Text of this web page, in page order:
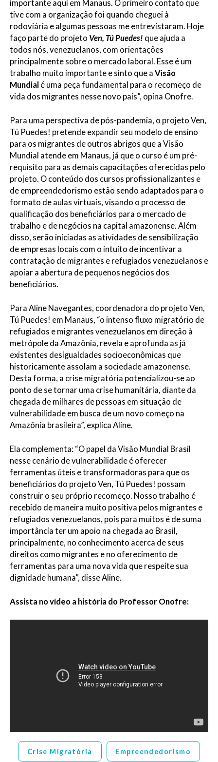
importante aqui em Manaus. O primeiro contato que
tive com a organização foi quando cheguei à
rodoviária e algumas pessoas me entrevistaram. Hoje
faço parte do projeto Ven, Tú Puedes! que ajuda a
todos nós, venezuelanos, com orientações
principalmente sobre o mercado laboral. Esse é um
trabalho muito importante e sinto que a Visão
Mundial é uma peça fundamental para o recomeço de
vida dos migrantes nesse novo país”, opina Onofre.
Para uma perspectiva de pós-pandemia, o projeto Ven,
Tú Puedes! pretende expandir seu modelo de ensino
para os migrantes de outros abrigos que a Visão
Mundial atende em Manaus, já que o curso é um pré-
requisito para as demais capacitações oferecidas pelo
projeto. O conteúdo dos cursos profissionalizantes e
de empreendedorismo estão sendo adaptados para o
formato de aulas virtuais, visando o processo de
qualificação dos beneficiários para o mercado de
trabalho e de negócios na capital amazonense. Além
disso, serão iniciadas as atividades de sensibilização
de empresas locais com o intuito de incentivar a
contratação de migrantes e refugiados venezuelanos e
apoiar a abertura de pequenos negócios dos
beneficiários.
Para Aline Navegantes, coordenadora do projeto Ven,
Tú Puedes! em Manaus, “o intenso fluxo migratório de
refugiados e migrantes venezuelanos em direção à
metrópole da Amazônia, revela e aprofunda as já
existentes desigualdades socioeconômicas que
historicamente assolam a sociedade amazonense.
Desta forma, a crise migratória potencializou-se ao
ponto de se tornar uma crise humanitária, diante da
chegada de milhares de pessoas em situação de
vulnerabilidade em busca de um novo começo na
Amazônia brasileira”, explica Aline.
Ela complementa: “O papel da Visão Mundial Brasil
nesse cenário de vulnerabilidade é oferecer
ferramentas úteis e transformadoras para que os
beneficiários do projeto Ven, Tú Puedes! possam
construir o seu próprio recomeço. Nosso trabalho é
recebido de maneira muito positiva pelos migrantes e
refugiados venezuelanos, pois para muitos é de suma
importância ter um apoio na chegada ao Brasil,
principalmente, no conhecimento acerca de seus
direitos como migrantes e no oferecimento de
ferramentas para uma nova vida que respeite sua
dignidade humana”, disse Aline.
Assista no vídeo a história do Professor Onofre:
Crise Migratória Empreendedorismo